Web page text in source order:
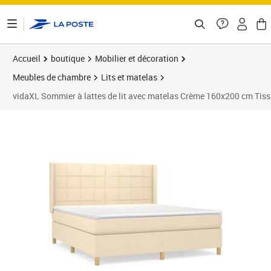
Accueil boutique
Mobilier et décoration
Meubles de chambre
Lits et matelas
vidaXL Sommier à lattes de lit avec matelas Crème 160x200 cm